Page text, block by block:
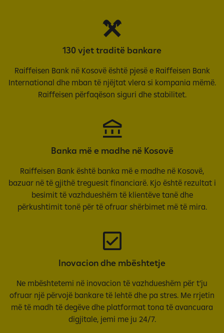
130 vjet traditë bankare
Raiffeisen Bank në Kosovë është pjesë e Raiffeisen Bank
International dhe mban të njëjtat vlera si kompania mëmë.
Raiffeisen përfaqëson siguri dhe stabilitet.
Banka më e madhe në Kosovë
Raiffeisen Bank është banka më e madhe në Kosovë,
bazuar në të gjithë treguesit financiarë. Kjo është rezultat i
besimit të vazhdueshëm të klientëve tanë dhe
përkushtimit tonë për të ofruar shërbimet më të mira.
Inovacion dhe mbështetje
Ne mbështetemi në inovacion të vazhdueshëm për t’ju
ofruar një përvojë bankare të lehtë dhe pa stres. Me rrjetin
më të madh të degëve dhe platformat tona të avancuara
digjitale, jemi me ju 24/7.